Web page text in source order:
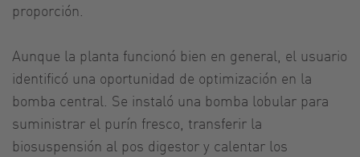
proporción.
Aunque la planta funcionó bien en general, el usuario
identificó una oportunidad de optimización en la
bomba central. Se instaló una bomba lobular para
suministrar el purín fresco, transferir la
biosuspensión al pos digestor y calentar los